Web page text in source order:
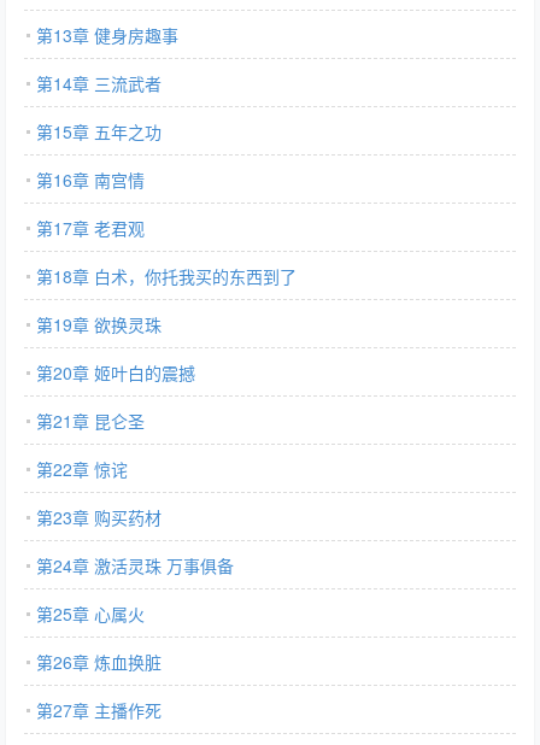
第13章 健身房趣事
第14章 三流武者
第15章 五年之功
第16章 南宫情
第17章 老君观
第18章 白术，你托我买的东西到了
第19章 欲换灵珠
第20章 姬叶白的震撼
第21章 昆仑圣
第22章 惊诧
第23章 购买药材
第24章 激活灵珠 万事俱备
第25章 心属火
第26章 炼血换脏
第27章 主播作死